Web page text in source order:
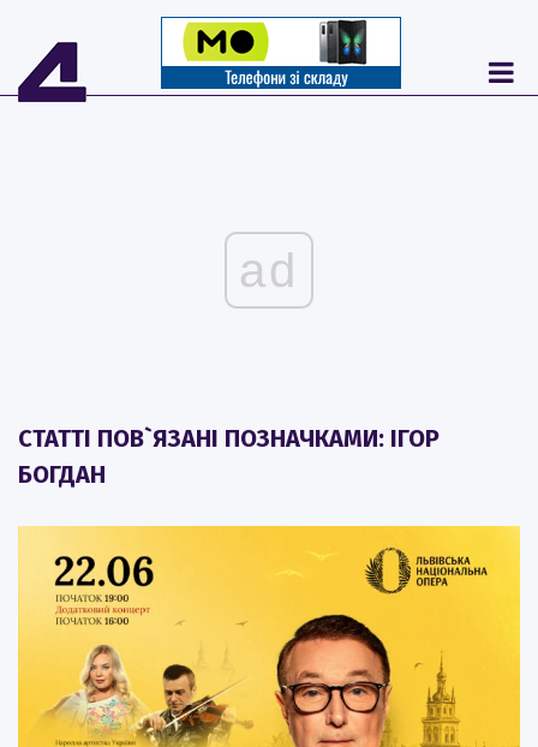
ad
СТАТТІ ПОВ`ЯЗАНІ ПОЗНАЧКАМИ: ІГОР
БОГДАН